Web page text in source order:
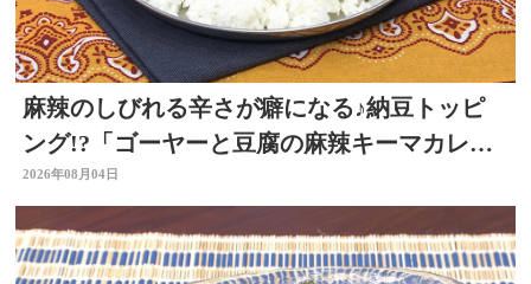
麻辣のしびれる辛さが癖になる♪納豆トッピ
ング!?「ゴーヤーと豆腐の麻辣キーマカレ
ー」～開店！キッチン別府ちゃん～
2026年08月04日